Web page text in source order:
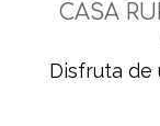
CASA
Disfruta de